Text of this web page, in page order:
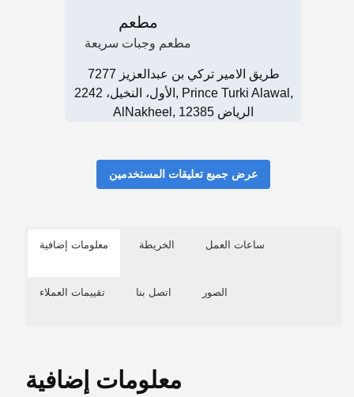
مطعم
مطعم وجبات سريعة
7277 طريق الامير تركي بن عبدالعزيز
الأول، النخيل، 2242, Prince Turki Alawal,
AlNakheel, الرياض 12385
عرض جميع تعليقات المستخدمين
معلومات إضافية الخريطة ساعات العمل
تقييمات العملاء اتصل بنا الصور
معلومات إضافية